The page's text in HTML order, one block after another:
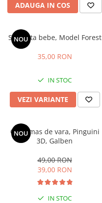
ADAUGA IN COS
NOU
Salopeta bebe, Model Forest
35,00 RON
IN STOC
VEZI VARIANTE
NOU
Costumas de vara, Pinguini
3D, Galben
49,00 RON
39,00 RON
IN STOC